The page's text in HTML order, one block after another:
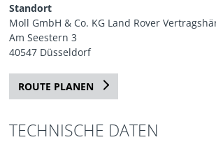
Standort
Moll GmbH & Co. KG Land Rover
Am Seestern 3
40547 Düsseldorf
ROUTE PLANEN
TECHNISCHE DATEN